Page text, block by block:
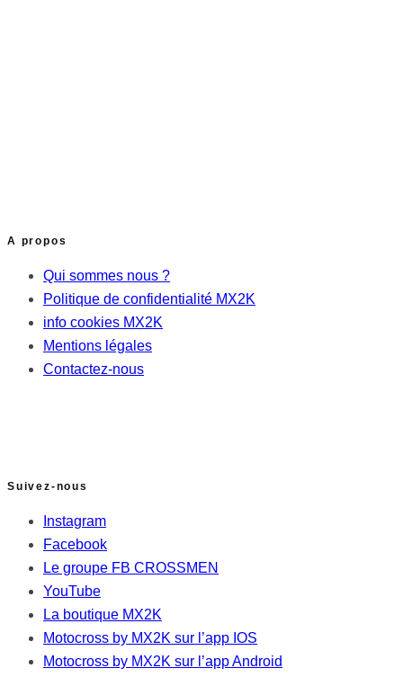
A propos
Qui sommes nous ?
Politique de confidentialité MX2K
info cookies MX2K
Mentions légales
Contactez-nous
Suivez-nous
Instagram
Facebook
Le groupe FB CROSSMEN
YouTube
La boutique MX2K
Motocross by MX2K sur l’app IOS
Motocross by MX2K sur l’app Android